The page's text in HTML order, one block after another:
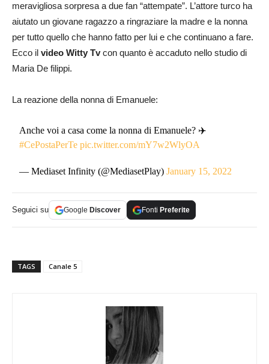
meravigliosa sorpresa a due fan “attempate”. L’attore turco ha
aiutato un giovane ragazzo a ringraziare la madre e la nonna
per tutto quello che hanno fatto per lui e che continuano a fare.
Ecco il video Witty Tvcon quanto è accaduto nello studio di
Maria De filippi.
La reazione della nonna di Emanuele:
Anche voi a casa come la nonna di Emanuele? ✈️
#CePostaPerTe pic.twitter.com/mY7w2WlyOA
— Mediaset Infinity (@MediasetPlay)January 15, 2022
Seguici su Google Discover Fonti Preferite
TAGS Canale 5